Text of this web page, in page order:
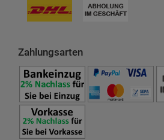
Zahlungsarten